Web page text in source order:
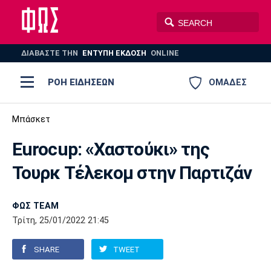
ΔΙΑΒΑΣΤΕ THN ΕΝΤΥΠΗ ΕΚΔΟΣΗ ONLINE
ΟΜΑΔΕΣ
ΡΟΗ ΕΙΔΗΣΕΩΝ
ΠΟΔΟΣΦΑΙΡΟ
ΒΟΛΕΪ
AUTO-MOTO
Ποδόσφαιρο
Super League 1
Super League 2
Γ Εθνική
Ελλάδα
Μπάσκετ
Ελλάδα
Εθνική
EuroLeague
Ολυμπιακοί Αγώνες
Βόλεϊ
Πόλο
Ολυμπιακός ΑΕΚ ΠΑΟΚ
Παναθηναϊκός Ατρόμητος
Μπάσκετ
Eurocup: «Χαστούκι» της
Τουρκ Τέλεκομ στην Παρτιζάν
ΦΩΣ TEAM
Τρίτη, 25/01/2022 21:45
SHARE TWEET